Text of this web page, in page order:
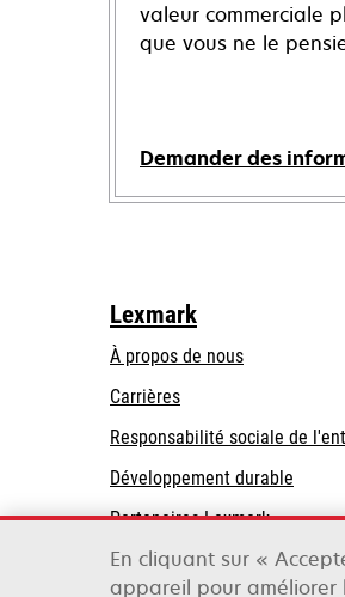
valeur commerciale
que vous ne le
Demander des
Lexmark
À propos de nous
Carrières
s’ouvre
dans
un
nouvel
onglet
Responsabilité sociale de
Développement durable
Partenaires Lexmark
Lexmark
En cliquant sur «
appareil pour améliorer